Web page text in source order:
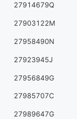
27914679Q
27903122M
27958490N
27923945J
27956849G
27985707C
27989647G